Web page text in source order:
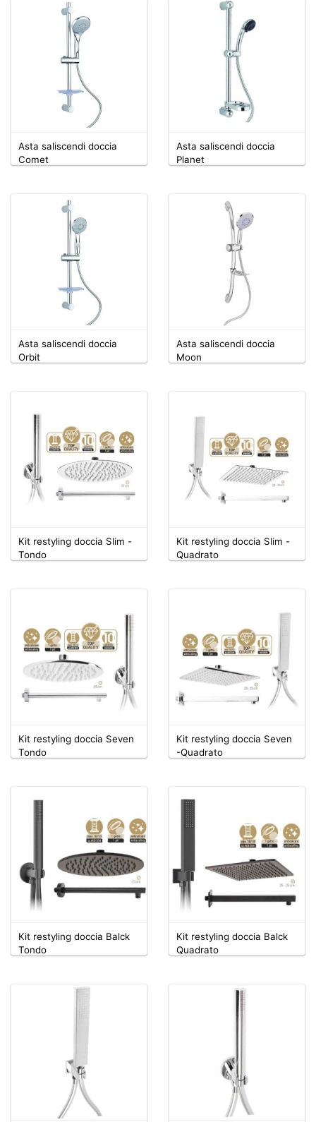
Asta saliscendi doccia
Comet
Asta saliscendi doccia
Planet
Asta saliscendi doccia
Orbit
Asta saliscendi doccia
Moon
Kit restyling doccia Slim -
Tondo
Kit restyling doccia Slim -
Quadrato
Kit restyling doccia Seven
Tondo
Kit restyling doccia Seven
-Quadrato
Kit restyling doccia Balck
Tondo
Kit restyling doccia Balck
Quadrato